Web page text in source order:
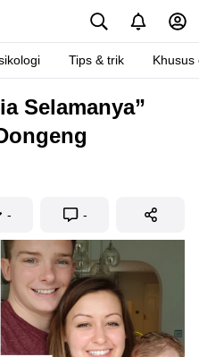
Tips & trik Khusus
Selamanya”
- -